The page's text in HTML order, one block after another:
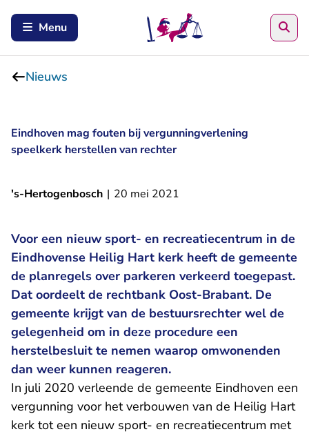
Menu
Nieuws
Eindhoven mag fouten bij vergunningverlening
speelkerk herstellen van rechter
's-Hertogenbosch | 20 mei 2021
Voor een nieuw sport- en recreatiecentrum in de
Eindhovense Heilig Hart kerk heeft de gemeente
de planregels over parkeren verkeerd toegepast.
Dat oordeelt de rechtbank Oost-Brabant. De
gemeente krijgt van de bestuursrechter wel de
gelegenheid om in deze procedure een
herstelbesluit te nemen waarop omwonenden
dan weer kunnen reageren.
In juli 2020 verleende de gemeente Eindhoven een
vergunning voor het verbouwen van de Heilig Hart
kerk tot een nieuw sport- en recreatiecentrum met